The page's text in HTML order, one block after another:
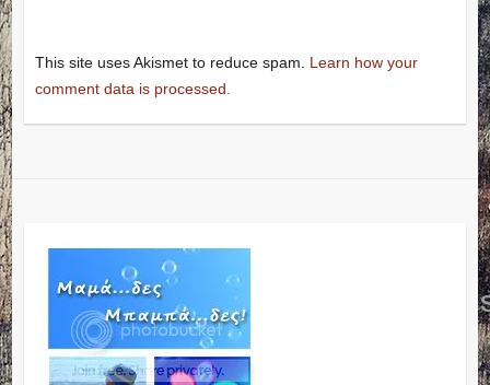
This site uses Akismet to reduce spam. Learn how your
comment data is processed.